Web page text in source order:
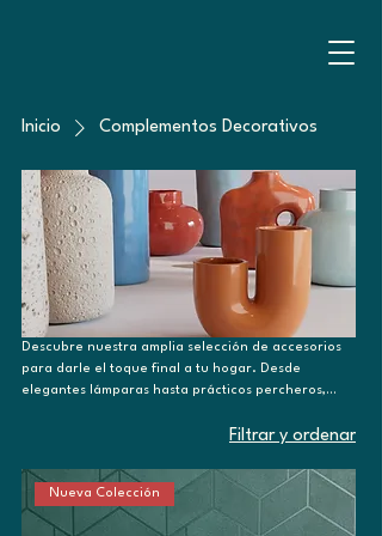
Inicio Complementos Decorativos
Descubre nuestra amplia selección de accesorios
para darle el toque final a tu hogar. Desde
elegantes lámparas hasta prácticos percheros,
Filtrar y ordenar
Nueva Colección